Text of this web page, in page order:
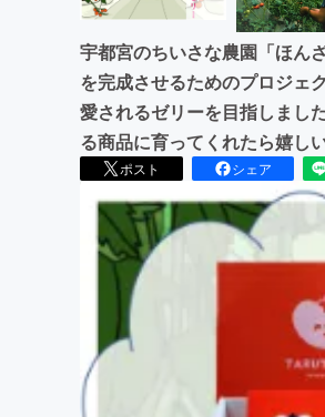
宇都宮のちいさな農園「ほん
を完成させるためのプロジェ
愛されるゼリーを目指しまし
る商品に育ってくれたら嬉し
ポスト シェア